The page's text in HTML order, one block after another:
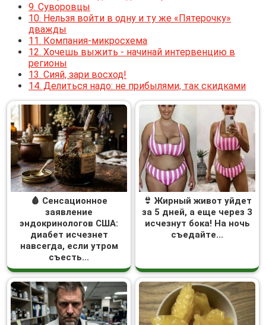
9. Суворовцы
10. Нельзя войти в одну и ту же «Пятерочку»
дважды
11. Компания-микросхема
12. Хочешь выжить - начинай интервенцию в
регионы
13. Сияй, зари восход!
14. Делиться надо: не прибылями, так скидками
🩸 Сенсационное
заявление
эндокринологов США:
диабет исчезнет
навсегда, если утром
съесть...
👙 Жирный живот уйдет
за 5 дней, а еще через 3
исчезнут бока! На ночь
съедайте...